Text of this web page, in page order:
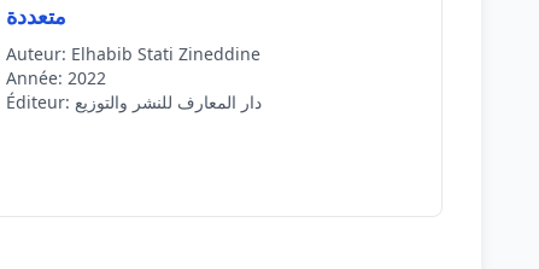
متعددة
Auteur: Elhabib Stati Zineddine
Année: 2022
Éditeur: دار المعارف للنشر والتوزيع